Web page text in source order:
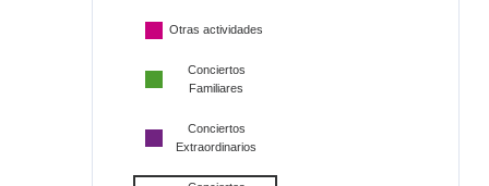
Otras actividades
Conciertos
Familiares
Conciertos
Extraordinarios